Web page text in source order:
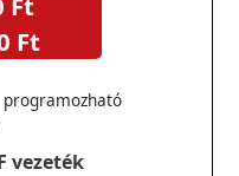
vezeték
Ft